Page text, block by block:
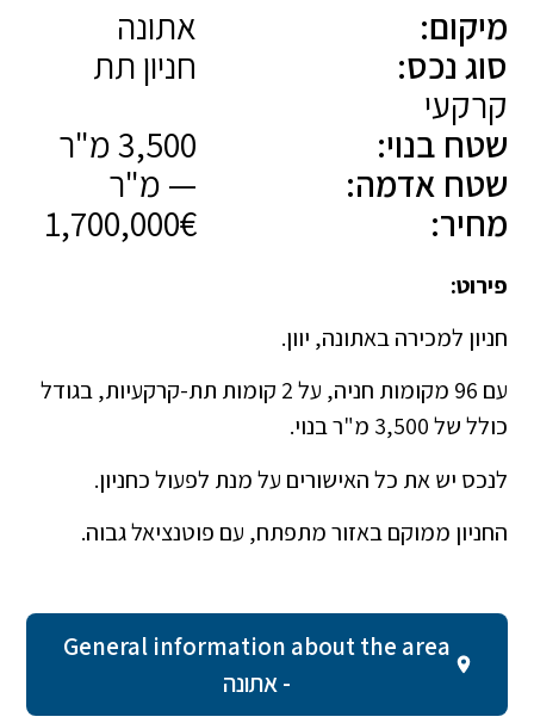
מיקום:
אתונה
סוג נכס:
חניון תת
קרקעי
שטח בנוי:
שטח אדמה:
— מ"ר
מחיר:
1,700,000€
פירוט:
חניון למכירה באתונה, יוון.
עם 96 מקומות חניה, על 2 קומות תת-קרקעיות, בגודל
כולל של 3,500 מ"ר בנוי.
לנכס יש את כל האישורים על מנת לפעול כחניון.
החניון ממוקם באזור מתפתח, עם פוטנציאל גבוה.
General information about the area
- אתונה